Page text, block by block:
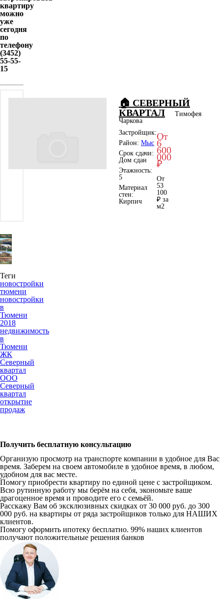
квартиру
можно
уже
сегодня
по
телефону
(3452)
55-55-
15
🏠 СЕВЕРНЫЙ
КВАРТАЛ
Тимофея
Чаркова
Застройщик:
Район: Мыс
Срок сдачи:
Дом сдан
Этажность:
5
Материал
стен:
Кирпич
От
6
600
000
₽
От
53
100
₽ за
м2
Теги
новостройки
тюмени
новостройки
в
Тюмени
2018
недвижимость
в
Тюмени
ЖК
Северный
квартал
ООО
Северный
квартал
открытие
продаж
Получить бесплатную консультацию
Организую просмотр на транспорте компании в удобное для Вас
время. Заберем на своем автомобиле в удобное время, в любом,
удобном для вас месте.
Помогу приобрести квартиру по единой цене с застройщиком.
Всю рутинную работу мы берём на себя, экономьте ваше
драгоценное время и проводите его с семьёй.
Расскажу Вам об эксклюзивных скидках от 30 000 руб. до 300
000 руб. на квартиры от ряда застройщиков только для НАШИХ
клиентов.
Помогу оформить ипотеку бесплатно. 99% наших клиентов
получают положительные решения банков